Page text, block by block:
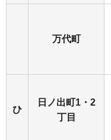
万代町
ひ
日ノ出町1・2
丁目